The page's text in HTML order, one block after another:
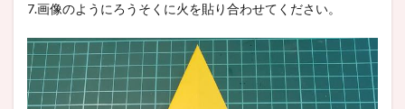
7.画像のようにろうそくに火を貼り合わせてください。